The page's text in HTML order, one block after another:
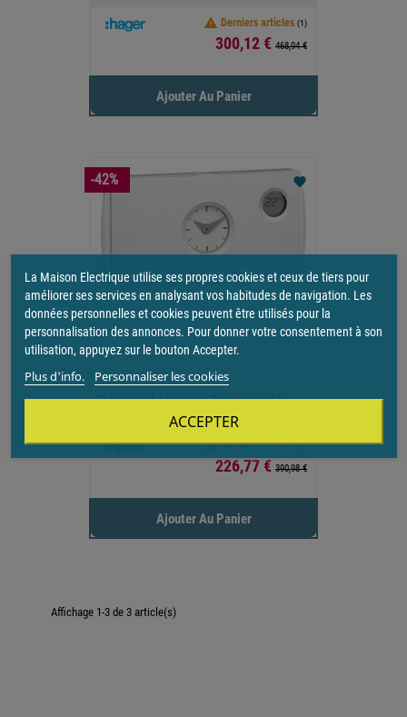
 Derniers articles (1)
Prix
300,12 € 468,94 €
Ajouter Au Panier
Thermostat Ambiance Programmable
Analogique Chauf Eau...
 Derniers articles (1)
Prix
226,77 € 390,98 €
favorite
Ajouter Au Panier
-42%
Affichage 1-3 de 3 article(s)
La Maison Electrique utilise ses propres cookies et ceux de tiers pour
améliorer ses services en analysant vos habitudes de navigation. Les
données personnelles et cookies peuvent être utilisés pour la
personnalisation des annonces. Pour donner votre consentement à son
utilisation, appuyez sur le bouton Accepter.
Plus d'info. Personnaliser les cookies
ACCEPTER